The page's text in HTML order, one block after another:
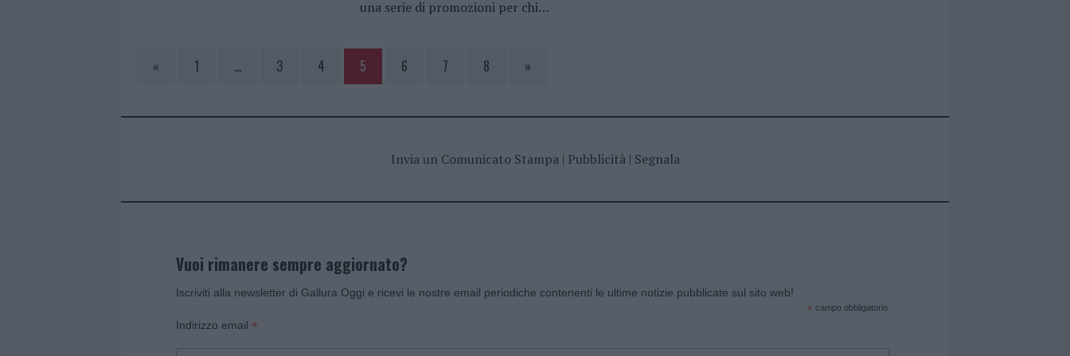
una serie di promozioni per chi…
« 1 … 3 4 5 6 7 8 »
Invia un Comunicato Stampa| Pubblicità| Segnala
Vuoi rimanere sempre aggiornato?
Iscriviti alla newsletter di Gallura Oggi e ricevi le nostre email periodiche contenenti le ultime notizie pubblicate sul sito web!
* campo obbligatorio
Indirizzo email *